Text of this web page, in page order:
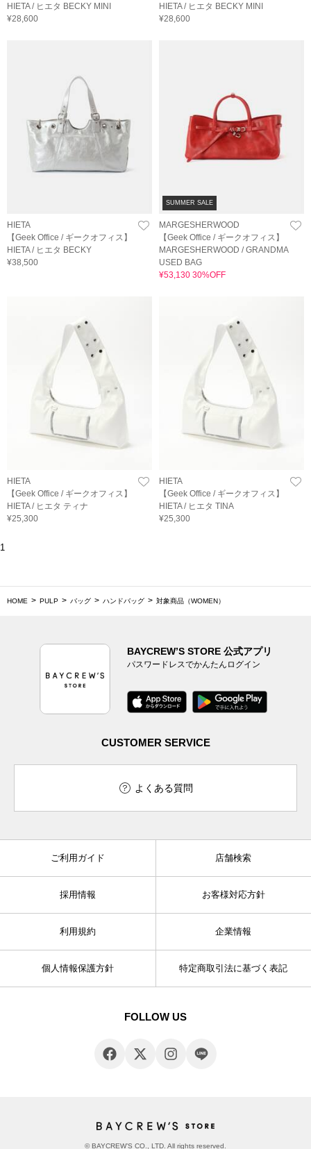
HIETA / ヒエタ BECKY MINI
¥28,600
HIETA / ヒエタ BECKY MINI
¥28,600
HIETA
【Geek Office / ギークオフィス】
HIETA / ヒエタ BECKY
¥38,500
SUMMER SALE
MARGESHERWOOD
【Geek Office / ギークオフィス】
MARGESHERWOOD / GRANDMA
USED BAG
¥53,130 30%OFF
HIETA
【Geek Office / ギークオフィス】
HIETA / ヒエタ ティナ
¥25,300
HIETA
【Geek Office / ギークオフィス】
HIETA / ヒエタ TINA
¥25,300
1
HOME PULP バッグ ハンドバッグ 対象商品（WOMEN）
BAYCREW’S STORE 公式アプリ
パスワードレスでかんたんログイン
CUSTOMER SERVICE
よくある質問
ご利用ガイド 店舗検索
採用情報 お客様対応方針
利用規約 企業情報
個人情報保護方針 特定商取引法に基づく表記
FOLLOW US
© BAYCREW’S CO., LTD. All rights reserved.